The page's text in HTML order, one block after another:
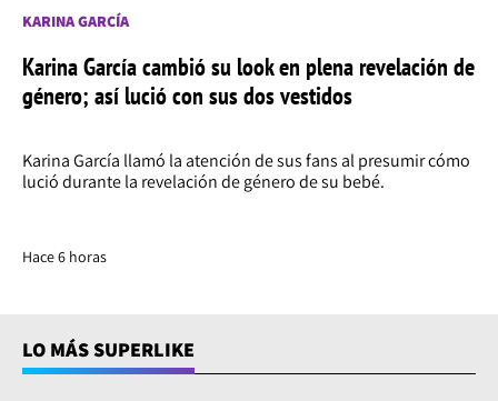
KARINA GARCÍA
Karina García cambió su look en plena revelación de
género; así lució con sus dos vestidos
Karina García llamó la atención de sus fans al presumir cómo
lució durante la revelación de género de su bebé.
Hace 6 horas
LO MÁS SUPERLIKE